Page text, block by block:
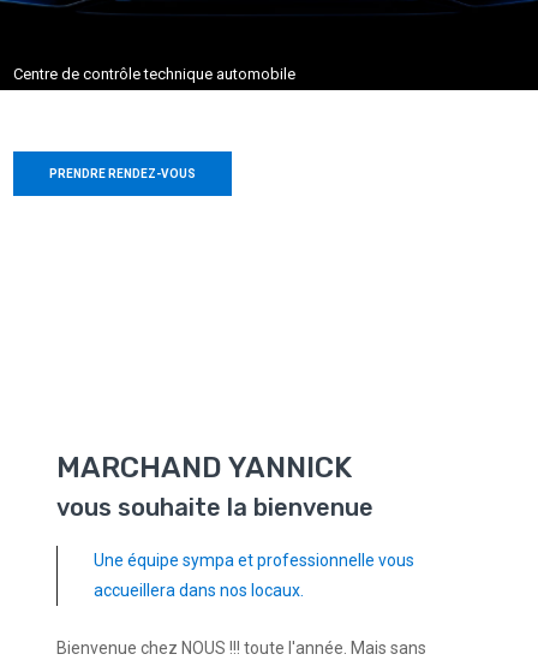
Centre de contrôle technique automobile
PRENDRE RENDEZ-VOUS
MARCHAND YANNICK
vous souhaite la bienvenue
Une équipe sympa et professionnelle vous
accueillera dans nos locaux.
Bienvenue chez NOUS !!! toute l'année. Mais sans